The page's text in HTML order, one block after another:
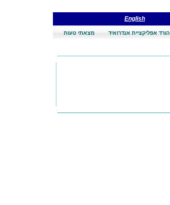
English
הורד אפליקציית אנדרואיד מצאתי טעות